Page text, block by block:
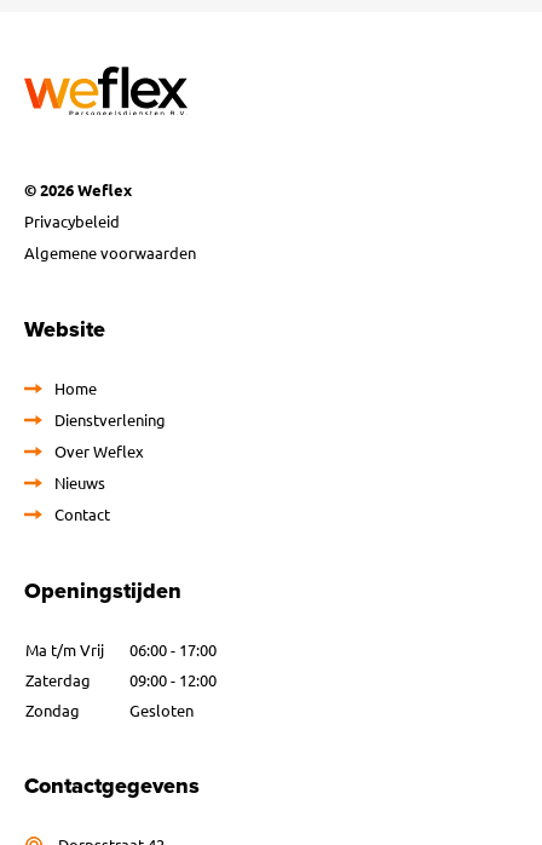
© 2026 Weflex
Privacybeleid
Algemene voorwaarden
Website
Home
Dienstverlening
Over Weflex
Nieuws
Contact
Openingstijden
Ma t/m Vrij
06:00 - 17:00
Zaterdag
09:00 - 12:00
Zondag
Gesloten
Contactgegevens